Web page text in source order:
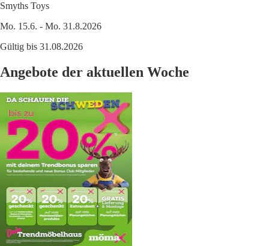
Smyths Toys
Mo. 15.6. - Mo. 31.8.2026
Gültig bis 31.08.2026
Angebote der aktuellen Woche